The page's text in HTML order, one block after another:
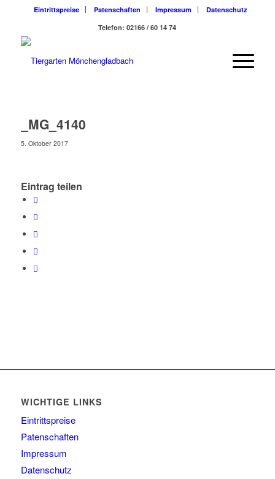
Eintrittspreise Patenschaften Impressum
Datenschutz
Telefon: 02166 / 60 14 74
_MG_4140
5. Oktober 2017
Eintrag teilen
WICHTIGE LINKS
Eintrittspreise
Patenschaften
Impressum
Datenschutz